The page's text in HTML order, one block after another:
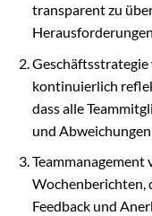
transparent zu
kontinuierlich
dass alle
und
Wochenberichten,
Feedback und